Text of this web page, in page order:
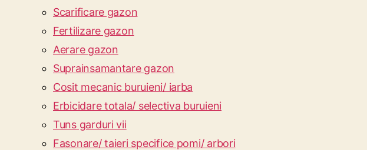
Scarificare gazon
Fertilizare gazon
Aerare gazon
Suprainsamantare gazon
Cosit mecanic buruieni/ iarba
Erbicidare totala/ selectiva buruieni
Tuns garduri vii
Fasonare/ taieri specifice pomi/ arbori